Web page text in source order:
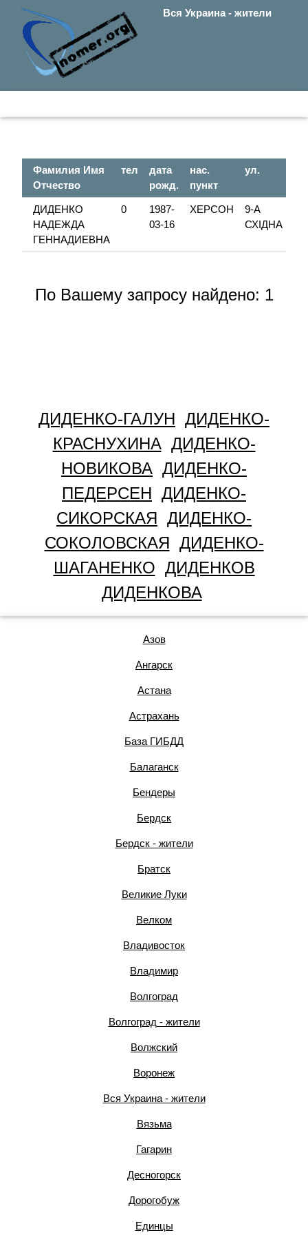
Вся Украина - жители
Фамилия Имя
Отчество
тел
дата
рожд.
нас.
пункт
ул.
ДИДЕНКО
НАДЕЖДА
ГЕННАДИЕВНА
0
1987-
03-16
ХЕРСОН
9-А
СХІДНА
По Вашему запросу найдено: 1
ДИДЕНКО-ГАЛУН ДИДЕНКО-
КРАСНУХИНА ДИДЕНКО-
НОВИКОВА ДИДЕНКО-
ПЕДЕРСЕН ДИДЕНКО-
СИКОРСКАЯ ДИДЕНКО-
СОКОЛОВСКАЯ ДИДЕНКО-
ШАГАНЕНКО ДИДЕНКОВ
ДИДЕНКОВА
Азов
Ангарск
Астана
Астрахань
База ГИБДД
Балаганск
Бендеры
Бердск
Бердск - жители
Братск
Великие Луки
Велком
Владивосток
Владимир
Волгоград
Волгоград - жители
Волжский
Воронеж
Вся Украина - жители
Вязьма
Гагарин
Десногорск
Дорогобуж
Единцы